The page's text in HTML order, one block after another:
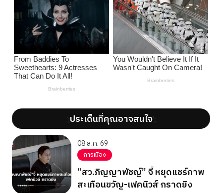
';ประเด็นที่คุณอาจสนใจ';
08 ส.ค. 69
การเมือง
“สว.ภิญญาพัชญ์” จี้ หยุดแชร์ภาพ
สะเทือนขวัญ-เฟคนิวส์ กราดยิง